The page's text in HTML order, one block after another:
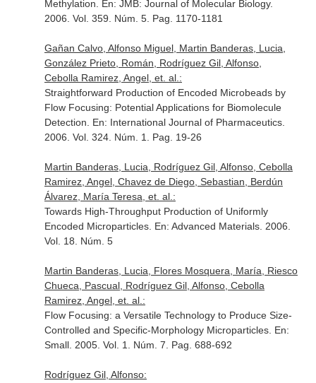
Methylation. En: JMB: Journal of Molecular Biology.
2006. Vol. 359. Núm. 5. Pag. 1170-1181
Gañan Calvo, Alfonso Miguel, Martin Banderas, Lucia,
González Prieto, Román, Rodríguez Gil, Alfonso,
Cebolla Ramirez, Angel, et. al.:
Straightforward Production of Encoded Microbeads by
Flow Focusing: Potential Applications for Biomolecule
Detection. En: International Journal of Pharmaceutics.
2006. Vol. 324. Núm. 1. Pag. 19-26
Martin Banderas, Lucia, Rodríguez Gil, Alfonso, Cebolla
Ramirez, Angel, Chavez de Diego, Sebastian, Berdún
Álvarez, María Teresa, et. al.:
Towards High-Throughput Production of Uniformly
Encoded Microparticles. En: Advanced Materials. 2006.
Vol. 18. Núm. 5
Martin Banderas, Lucia, Flores Mosquera, María, Riesco
Chueca, Pascual, Rodríguez Gil, Alfonso, Cebolla
Ramirez, Angel, et. al.:
Flow Focusing: a Versatile Technology to Produce Size-
Controlled and Specific-Morphology Microparticles. En:
Small. 2005. Vol. 1. Núm. 7. Pag. 688-692
Rodríguez Gil, Alfonso: